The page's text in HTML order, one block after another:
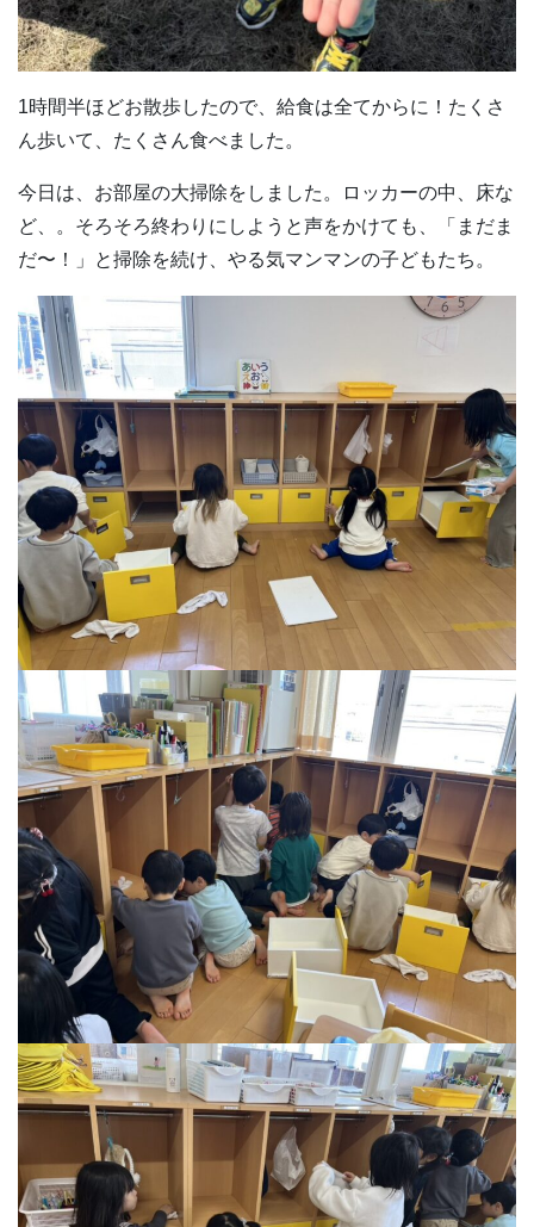
1時間半ほどお散歩したので、給食は全てからに！たくさ
ん歩いて、たくさん食べました。
今日は、お部屋の大掃除をしました。ロッカーの中、床な
ど、。そろそろ終わりにしようと声をかけても、「まだま
だ〜！」と掃除を続け、やる気マンマンの子どもたち。